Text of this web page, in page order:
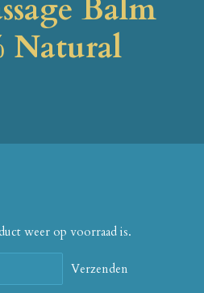
Balm
Natural
weer op voorraad is.
Verzenden